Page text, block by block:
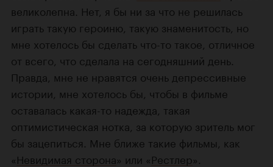
великолепна. Нет, я бы ни за что не решилась
играть такую героиню, такую знаменитость, но
мне хотелось бы сделать что-то такое, отличное
от всего, что сделала на сегодняшний день.
Правда, мне не нравятся очень депрессивные
истории, мне хотелось бы, чтобы в фильме
оставалась какая-то надежда, такая
оптимистическая нотка, за которую зритель мог
бы зацепиться. Мне ближе такие фильмы, как
«Невидимая сторона» или «Рестлер».